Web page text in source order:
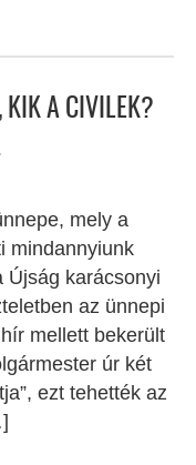
A CIVILEK?
mely a
mindannyiunk
Újság karácsonyi
az ünnepi
mellett bekerült
úr két
ezt tehették az